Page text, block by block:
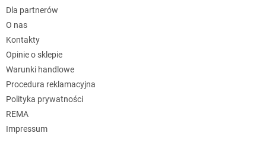
Dla partnerów
O nas
Kontakty
Opinie o sklepie
Warunki handlowe
Procedura reklamacyjna
Polityka prywatności
REMA
Impressum